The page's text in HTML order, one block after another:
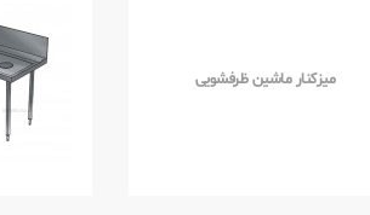
میزکنار ماشین ظرفشویی